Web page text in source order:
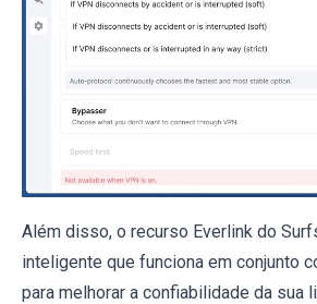
Além disso, o recurso Everlink do
inteligente que funciona em conjunto
para melhorar a confiabilidade da sua